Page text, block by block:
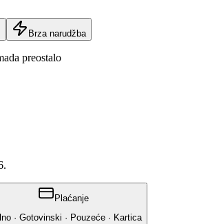
Brza narudžba
preostalo
Plaćanje
· Gotovinski · Pouzeće · Kartica